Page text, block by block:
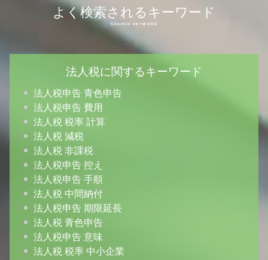
よく検索されるキーワード
法人税に関するキーワード
法人税申告 青色申告
法人税申告 費用
法人税 税率 計算
法人税 減税
法人税 非課税
法人税申告 控え
法人税申告 手順
法人税 中間納付
法人税申告 期限延長
法人税 青色申告
法人税申告 意味
法人税 税率 中小企業